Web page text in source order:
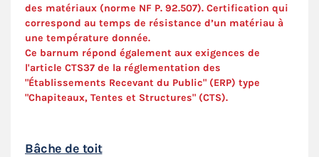
des matériaux (norme NF P. 92.507). Certification qui
correspond au temps de résistance d’un matériau à
une température donnée.
Ce barnum répond également aux exigences de
l'article CTS37 de la réglementation des
"Établissements Recevant du Public" (ERP) type
"Chapiteaux, Tentes et Structures" (CTS).
Bâche de toit